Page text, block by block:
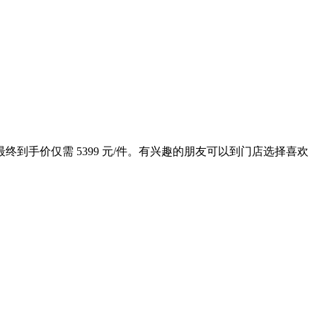
到手价仅需 5399 元/件。有兴趣的朋友可以到门店选择喜欢